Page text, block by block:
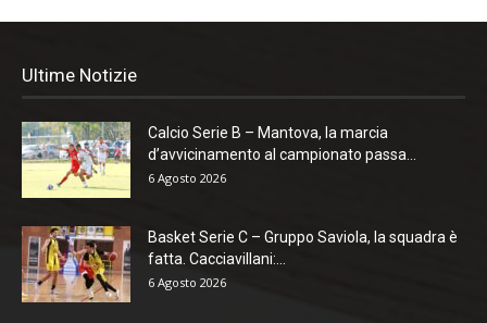
Ultime Notizie
Calcio Serie B – Mantova, la marcia
d’avvicinamento al campionato passa...
6 Agosto 2026
Basket Serie C – Gruppo Saviola, la squadra è
fatta. Cacciavillani:...
6 Agosto 2026